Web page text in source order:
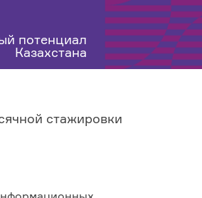
потенциал
Казахстана
стажировки